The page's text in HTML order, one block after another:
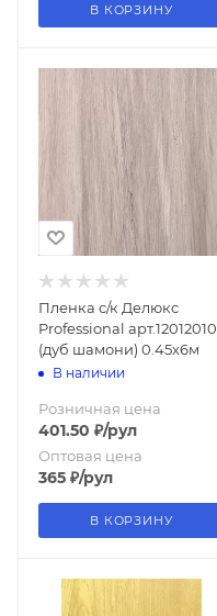
В КОРЗИНУ
Пленка с/к Делюкс
Professional арт.12012010
(дуб шамони) 0.45х6м
В наличии
Розничная цена
401.50 ₽/рул
Оптовая цена
365 ₽/рул
В КОРЗИНУ